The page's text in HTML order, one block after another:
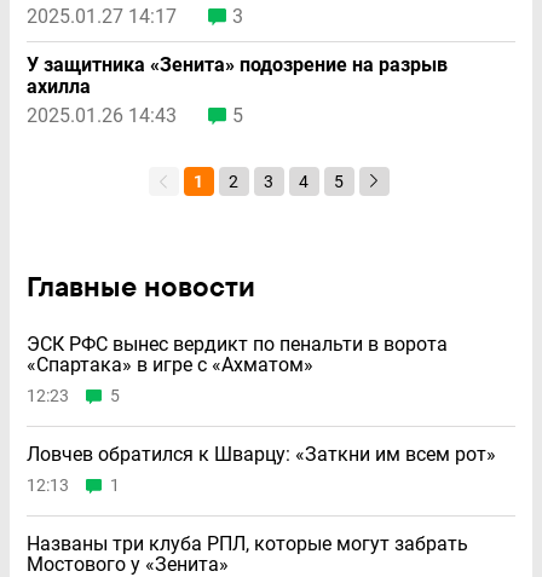
2025.01.27 14:17
3
У защитника «Зенита» подозрение на разрыв
ахилла
2025.01.26 14:43
5
1 2 3 4 5
Главные новости
ЭСК РФС вынес вердикт по пенальти в ворота
«Спартака» в игре с «Ахматом»
12:23 5
Ловчев обратился к Шварцу: «Заткни им всем рот»
12:13 1
Названы три клуба РПЛ, которые могут забрать
Мостового у «Зенита»